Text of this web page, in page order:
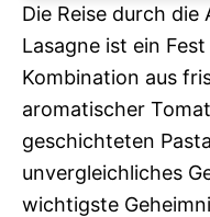
Die Reise durch die
Lasagne ist ein
Kombination aus
aromatischer
geschichteten
unvergleichliches
wichtigste